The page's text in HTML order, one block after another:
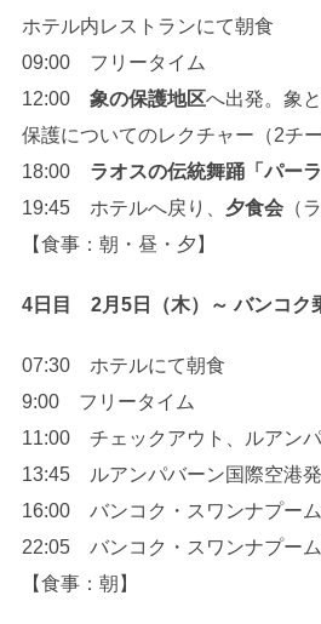
ホテル内レストランにて朝食
09:00 フリータイム
12:00 象の保護地区へ出発。象
保護についてのレクチャー（2チ
18:00 ラオスの伝統舞踊「パー
19:45 ホテルへ戻り、 夕食会（
【食事：朝・昼・夕】
4日目 2月5日（木）～バンコク
07:30 ホテルにて朝食
9:00 フリータイム
11:00 チェックアウト、ルアン
13:45 ルアンパバーン国際空港発
16:00 バンコク・スワンナプー
22:05 バンコク・スワンナプーム
【食事：朝】